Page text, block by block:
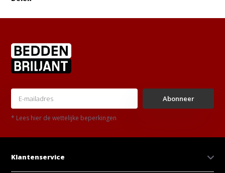
Abonneer
* Lees hier de wettelijke beperkingen
Klantenservice